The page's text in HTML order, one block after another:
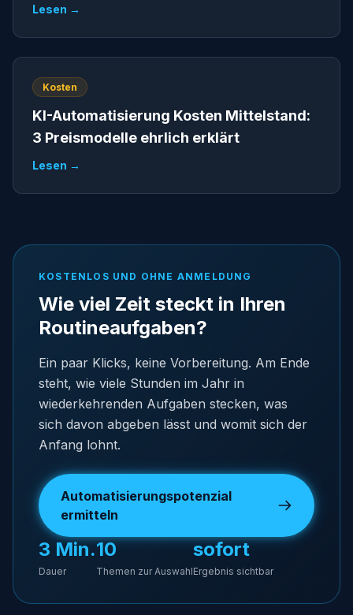
Lesen →
Kosten
KI-Automatisierung Kosten Mittelstand:
3 Preismodelle ehrlich erklärt
Lesen →
KOSTENLOS UND OHNE ANMELDUNG
Wie viel Zeit steckt in Ihren
Routineaufgaben?
Ein paar Klicks, keine Vorbereitung. Am Ende
steht, wie viele Stunden im Jahr in
wiederkehrenden Aufgaben stecken, was
sich davon abgeben lässt und womit sich der
Anfang lohnt.
Automatisierungspotenzial
ermitteln
3 Min.
Dauer
10
Themen zur Auswahl
sofort
Ergebnis sichtbar